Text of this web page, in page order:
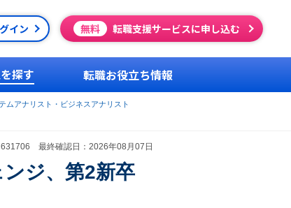
イン 無料 転職支援サービスに申し込む
探す 転職お役立ち情報
ムアナリスト・ビジネスアナリスト
631706 最終確認日：2026年08月07日
ジ、第2新卒